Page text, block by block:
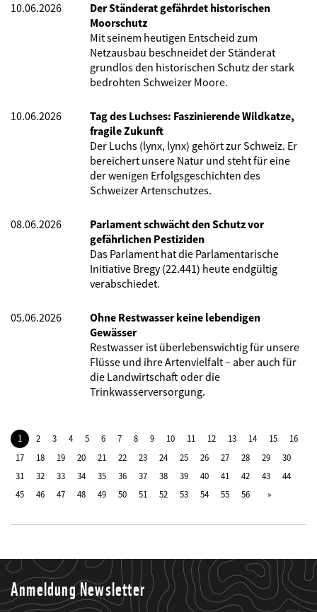
10.06.2026
Der Ständerat gefährdet historischen
Moorschutz
Mit seinem heutigen Entscheid zum
Netzausbau beschneidet der Ständerat
grundlos den historischen Schutz der stark
bedrohten Schweizer Moore.
10.06.2026
Tag des Luchses: Faszinierende Wildkatze,
fragile Zukunft
Der Luchs (lynx, lynx) gehört zur Schweiz. Er
bereichert unsere Natur und steht für eine
der wenigen Erfolgsgeschichten des
Schweizer Artenschutzes.
08.06.2026
Parlament schwächt den Schutz vor
gefährlichen Pestiziden
Das Parlament hat die Parlamentarische
Initiative Bregy (22.441) heute endgültig
verabschiedet.
05.06.2026
Ohne Restwasser keine lebendigen
Gewässer
Restwasser ist überlebenswichtig für unsere
Flüsse und ihre Artenvielfalt – aber auch für
die Landwirtschaft oder die
Trinkwasserversorgung.
1 2 3 4 5 6 7 8 9 10 11 12 13 14 15
16
17
18 19 20 21 22 23 24 25 26 27 28 29
30
31
32 33 34 35 36 37 38 39 40 41 42 43
44
45
46 47 48 49 50 51 52 53 54 55 56
Anmeldung Newsletter